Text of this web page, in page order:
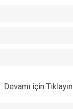
Devamı için Tıklayın